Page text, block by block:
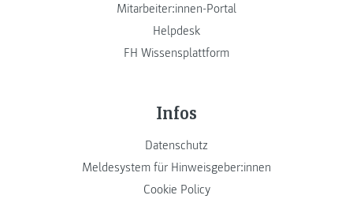
Mitarbeiter:innen-Portal
Helpdesk
FH Wissensplattform
Infos
Datenschutz
Meldesystem für Hinweisgeber:innen
Cookie Policy